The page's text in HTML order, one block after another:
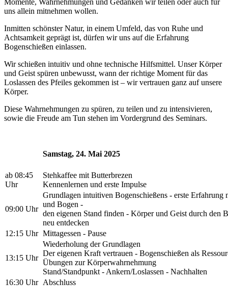
Momente, Wahrnehmungen und Gedanken wir teilen oder auch für
uns allein mitnehmen wollen.
Inmitten schönster Natur, in einem Umfeld, das von Ruhe und
Achtsamkeit geprägt ist, dürfen wir uns auf die Erfahrung
Bogenschießen einlassen.
Wir schießen intuitiv und ohne technische Hilfsmittel. Unser Körper
und Geist spüren unbewusst, wann der richtige Moment für das
Loslassen des Pfeiles gekommen ist – wir vertrauen ganz auf unsere
Körper.
Diese Wahrnehmungen zu spüren, zu teilen und zu intensivieren,
sowie die Freude am Tun stehen im Vordergrund des Seminars.
Samstag, 24. Mai 2025
ab 08:45
Uhr
Stehkaffee mit Butterbrezen
Kennenlernen und erste Impulse
09:00 Uhr
Grundlagen intuitiven Bogenschießens - erste Erfahrung
und Bogen -
den eigenen Stand finden - Körper und Geist durch den
neu entdecken
12:15 Uhr Mittagessen - Pause
13:15 Uhr
Wiederholung der Grundlagen
Der eigenen Kraft vertrauen - Bogenschießen als
Übungen zur Körperwahrnehmung
Stand/Standpunkt - Ankern/Loslassen - Nachhalten
16:30 Uhr Abschluss